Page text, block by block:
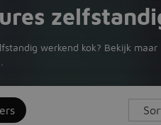
werkend kok? Bekijk